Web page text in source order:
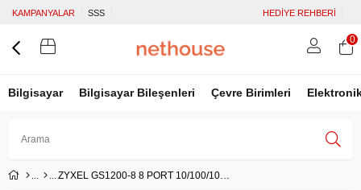
KAMPANYALAR SSS HEDİYE REHBERİ
Bilgisayar Bilgisayar Bileşenleri Çevre Birimleri
0
ZYXEL GS1200-8 8 PORT 10/100/1000 Mbps GIGABIT WEB YÖNETİLEBİLİR SWITCH